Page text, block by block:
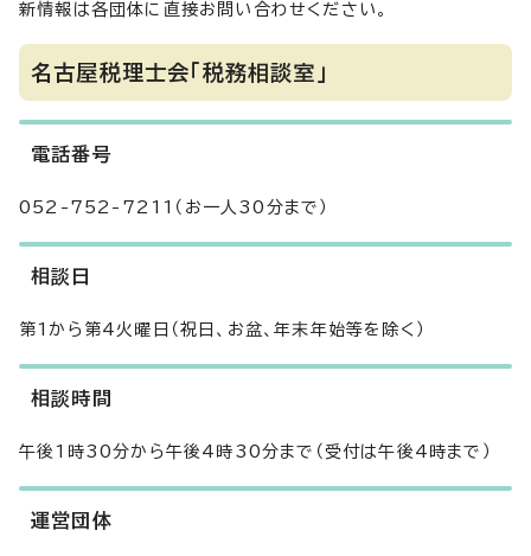
新情報は各団体に直接お問い合わせください。
名古屋税理士会「税務相談室」
電話番号
052-752-7211（お一人30分まで）
相談日
第1から第4火曜日（祝日、お盆、年末年始等を除く）
相談時間
午後1時30分から午後4時30分まで（受付は午後4時まで）
運営団体